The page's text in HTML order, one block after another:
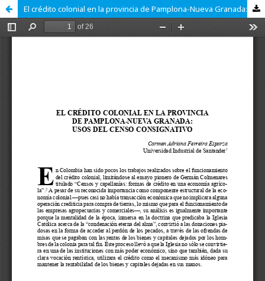
El crédito colonial en la provincia de Pamplona-Nueva Granada: usos del censo consignativo